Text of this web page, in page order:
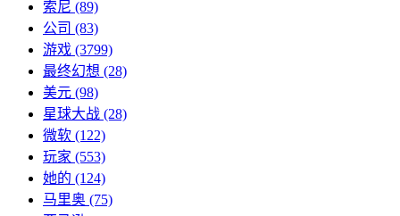
索尼 (89)
公司 (83)
游戏 (3799)
最终幻想 (28)
美元 (98)
星球大战 (28)
微软 (122)
玩家 (553)
她的 (124)
马里奥 (75)